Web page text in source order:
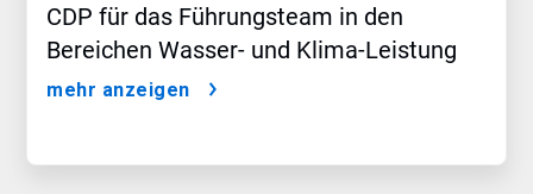
CDP für das Führungsteam in den
Bereichen Wasser- und Klima-Leistung
mehr anzeigen